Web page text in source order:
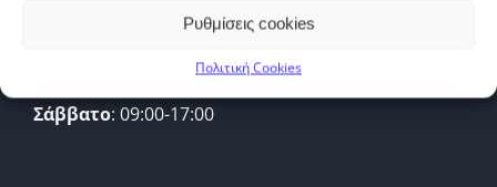
Ρυθμίσεις cookies
Πολιτική Cookies
Δευτέρα-Παρασκευή:09:00-21:00
Σάββατο: 09:00-17:00